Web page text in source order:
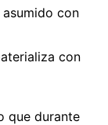
con
con
que durante